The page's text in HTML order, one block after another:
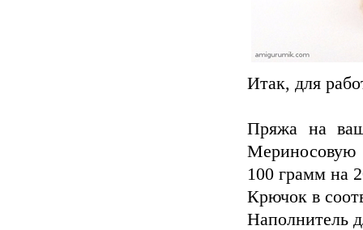
Итак, для
Пряжа на
100 грамм на
Крючок в
Наполнитель